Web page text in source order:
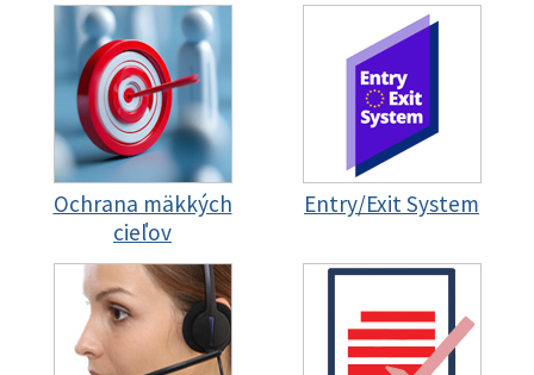
Ochrana mäkkých
cieľov
Entry/Exit System